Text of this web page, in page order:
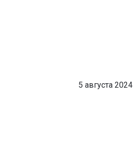
5 августа 2024